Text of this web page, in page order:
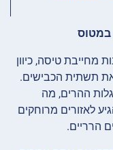
מחייבת טיסה, כיוון
תשתית הכבישים.
ההרים, מה
לאזורים מרוחקים
הרריים.